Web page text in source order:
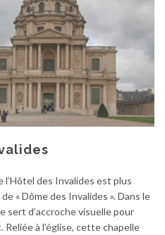
l’Hôtel des Invalides est plus
« Dôme des Invalides ». Dans le
sert d’accroche visuelle pour
à l’église, cette chapelle